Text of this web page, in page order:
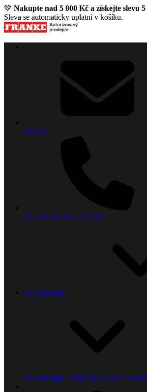
💚 Nakupte nad 5 000 Kč a získejte slevu
Sleva se automaticky uplatní v košíku.
drezy.cz
672 (Po-Pá: 8:30 - 17:00)
Jak nakoupit?
Jak nakoupit? Doprava a platba